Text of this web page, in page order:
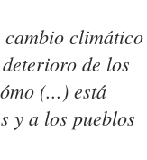
climático
de los
(...) está
y a los pueblos